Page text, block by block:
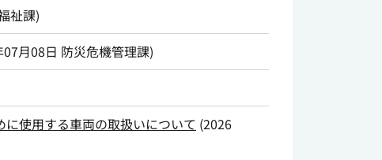
祉課)
月08日 防災危機管理課)
使用する車両の取扱いについて (2026